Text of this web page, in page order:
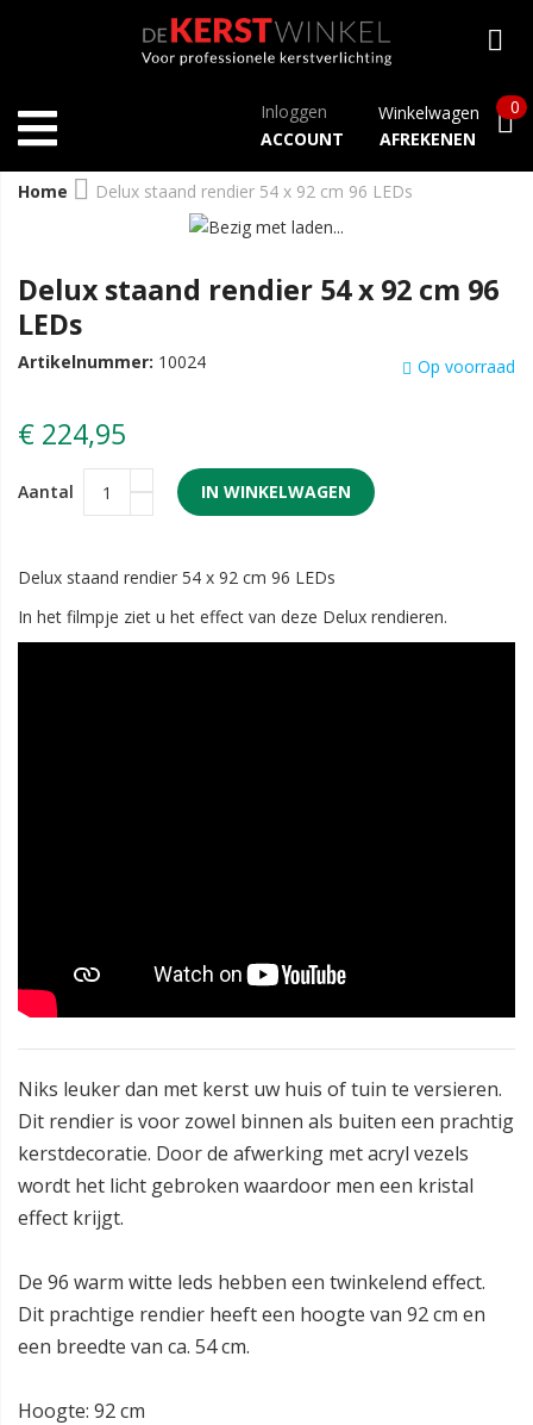
Inloggen
ACCOUNT
Winkelwagen
AFREKENEN
0
Home Delux staand rendier 54 x 92 cm 96 LEDs
Delux staand rendier 54 x 92 cm 96
LEDs
Op voorraad
Artikelnummer: 10024
€ 224,95
Aantal IN WINKELWAGEN
Delux staand rendier 54 x 92 cm 96 LEDs
In het filmpje ziet u het effect van deze Delux rendieren.
Niks leuker dan met kerst uw huis of tuin te versieren.
Dit rendier is voor zowel binnen als buiten een prachtig
kerstdecoratie. Door de afwerking met acryl vezels
wordt het licht gebroken waardoor men een kristal
effect krijgt.
De 96 warm witte leds hebben een twinkelend effect.
Dit prachtige rendier heeft een hoogte van 92 cm en
een breedte van ca. 54 cm.
Hoogte: 92 cm